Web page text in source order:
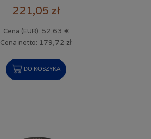
221,05 zł
Cena (EUR): 52,63 €
Cena netto: 179,72 zł
DO KOSZYKA